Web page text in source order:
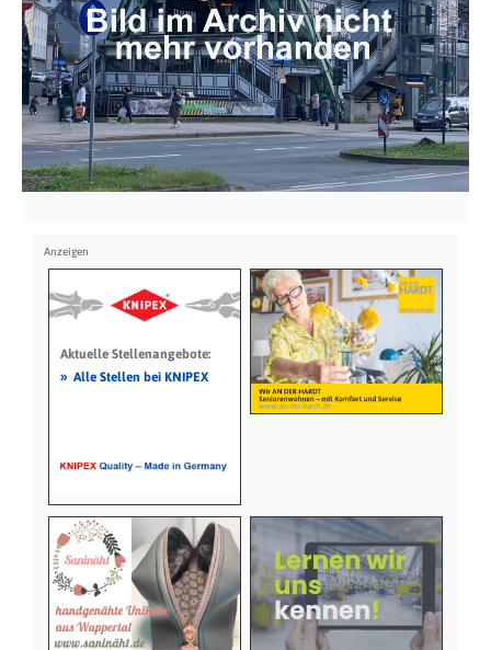
Aktuelle Stellenangebote:
» Alle Stellen bei KNIPEX